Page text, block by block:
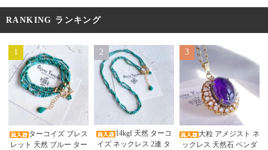
RANKING ランキング
1
ターコイズ ブレス
レット 天然 ブルー ター
2
14kgf 天然 ターコ
イズ ネックレス 2連 タ
3
大粒 アメジスト ネ
ックレス 天然石 ペンダ